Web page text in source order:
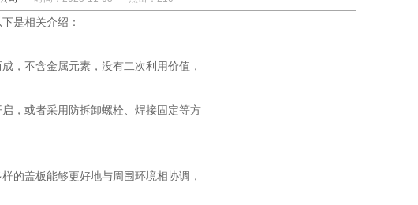
是相关介绍：
，不含金属元素，没有二次利用价值，
，或者采用防拆卸螺栓、焊接固定等方
的盖板能够更好地与周围环境相协调，